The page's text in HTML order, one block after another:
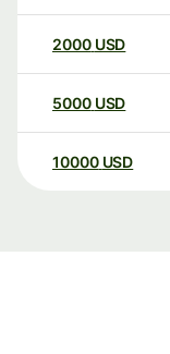
2000 USD
5000 USD
10000 USD